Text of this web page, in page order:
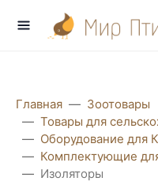
Главная
Зоотовары
Товары для
Оборудование для
Комплектующие
Изоляторы